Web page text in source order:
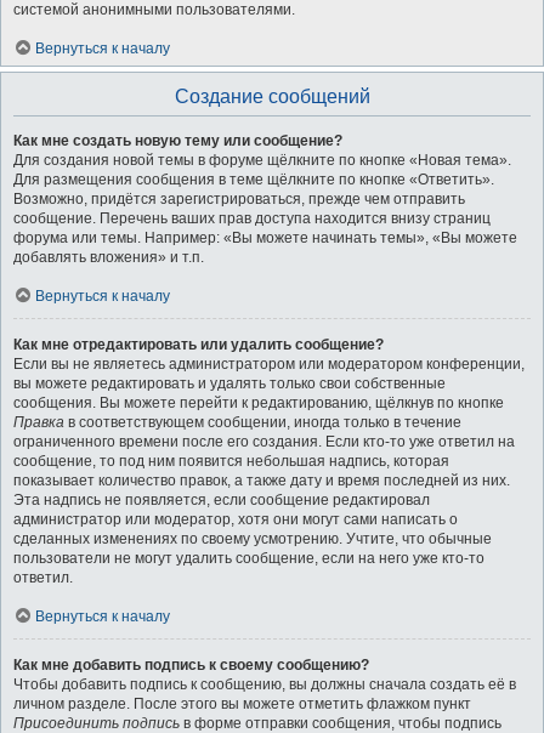
системой анонимными пользователями.
Вернуться к началу
Создание сообщений
Как мне создать новую тему или сообщение?
Для создания новой темы в форуме щёлкните по кнопке «Новая тема».
Для размещения сообщения в теме щёлкните по кнопке «Ответить».
Возможно, придётся зарегистрироваться, прежде чем отправить
сообщение. Перечень ваших прав доступа находится внизу страниц
форума или темы. Например: «Вы можете начинать темы», «Вы можете
добавлять вложения» и т.п.
Вернуться к началу
Как мне отредактировать или удалить сообщение?
Если вы не являетесь администратором или модератором конференции,
вы можете редактировать и удалять только свои собственные
сообщения. Вы можете перейти к редактированию, щёлкнув по кнопке
Правка в соответствующем сообщении, иногда только в течение
ограниченного времени после его создания. Если кто-то уже ответил на
сообщение, то под ним появится небольшая надпись, которая
показывает количество правок, а также дату и время последней из них.
Эта надпись не появляется, если сообщение редактировал
администратор или модератор, хотя они могут сами написать о
сделанных изменениях по своему усмотрению. Учтите, что обычные
пользователи не могут удалить сообщение, если на него уже кто-то
ответил.
Вернуться к началу
Как мне добавить подпись к своему сообщению?
Чтобы добавить подпись к сообщению, вы должны сначала создать её в
личном разделе. После этого вы можете отметить флажком пункт
Присоединить подпись в форме отправки сообщения, чтобы подпись